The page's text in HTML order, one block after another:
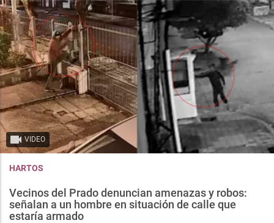
VIDEO
HARTOS
Vecinos del Prado denuncian amenazas y robos:
señalan a un hombre en situación de calle que
estaría armado